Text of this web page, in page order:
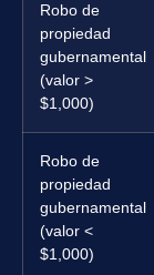
Robo de
propiedad
gubernamental
(valor >
$1,000)
Robo de
propiedad
gubernamental
(valor <
$1,000)